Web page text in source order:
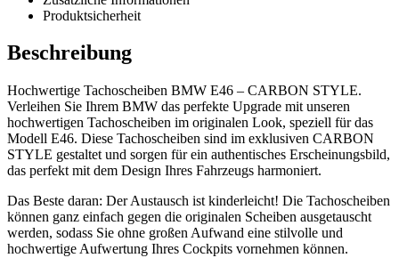
Produktsicherheit
Beschreibung
Hochwertige Tachoscheiben BMW E46 – CARBON STYLE.
Verleihen Sie Ihrem BMW das perfekte Upgrade mit unseren
hochwertigen Tachoscheiben im originalen Look, speziell für das
Modell E46. Diese Tachoscheiben sind im exklusiven CARBON
STYLE gestaltet und sorgen für ein authentisches Erscheinungsbild,
das perfekt mit dem Design Ihres Fahrzeugs harmoniert.
Das Beste daran: Der Austausch ist kinderleicht! Die Tachoscheiben
können ganz einfach gegen die originalen Scheiben ausgetauscht
werden, sodass Sie ohne großen Aufwand eine stilvolle und
hochwertige Aufwertung Ihres Cockpits vornehmen können.